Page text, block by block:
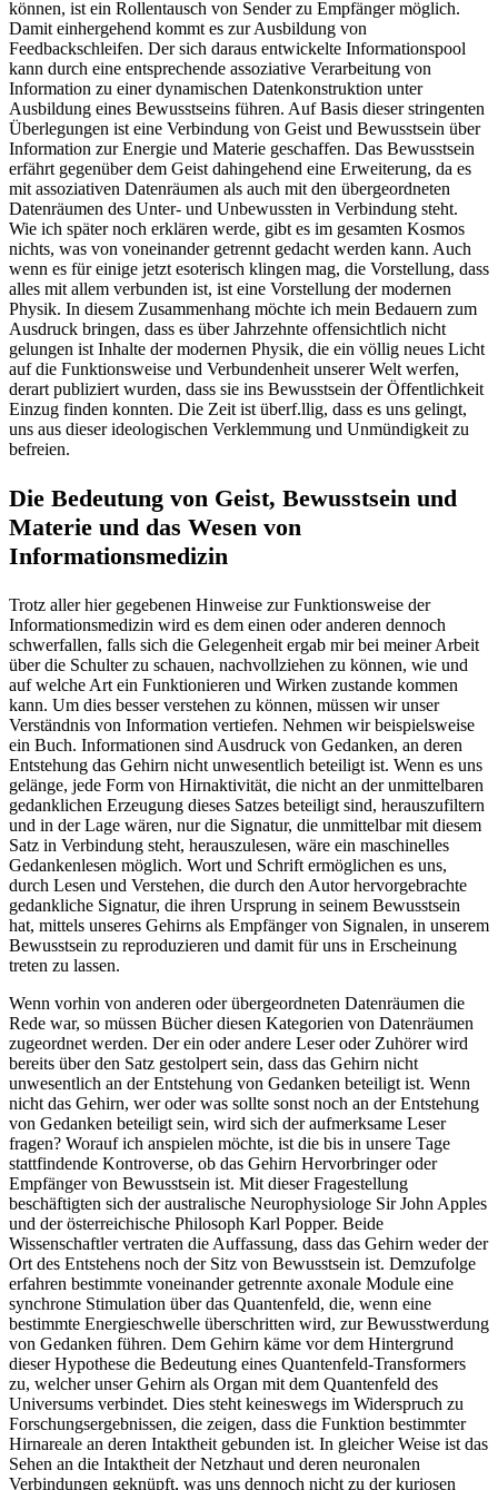
können, ist ein Rollentausch von Sender zu Empfänger möglich.
Damit einhergehend kommt es zur Ausbildung von
Feedbackschleifen. Der sich daraus entwickelte Informationspool
kann durch eine entsprechende assoziative Verarbeitung von
Information zu einer dynamischen Datenkonstruktion unter
Ausbildung eines Bewusstseins führen. Auf Basis dieser stringenten
Überlegungen ist eine Verbindung von Geist und Bewusstsein über
Information zur Energie und Materie geschaffen. Das Bewusstsein
erfährt gegenüber dem Geist dahingehend eine Erweiterung, da es
mit assoziativen Datenräumen als auch mit den übergeordneten
Datenräumen des Unter- und Unbewussten in Verbindung steht.
Wie ich später noch erklären werde, gibt es im gesamten Kosmos
nichts, was von voneinander getrennt gedacht werden kann. Auch
wenn es für einige jetzt esoterisch klingen mag, die Vorstellung, dass
alles mit allem verbunden ist, ist eine Vorstellung der modernen
Physik. In diesem Zusammenhang möchte ich mein Bedauern zum
Ausdruck bringen, dass es über Jahrzehnte offensichtlich nicht
gelungen ist Inhalte der modernen Physik, die ein völlig neues Licht
auf die Funktionsweise und Verbundenheit unserer Welt werfen,
derart publiziert wurden, dass sie ins Bewusstsein der Öffentlichkeit
Einzug finden konnten. Die Zeit ist überf.llig, dass es uns gelingt,
uns aus dieser ideologischen Verklemmung und Unmündigkeit zu
befreien.
Die Bedeutung von Geist, Bewusstsein und
Materie und das Wesen von
Informationsmedizin
Trotz aller hier gegebenen Hinweise zur Funktionsweise der
Informationsmedizin wird es dem einen oder anderen dennoch
schwerfallen, falls sich die Gelegenheit ergab mir bei meiner Arbeit
über die Schulter zu schauen, nachvollziehen zu können, wie und
auf welche Art ein Funktionieren und Wirken zustande kommen
kann. Um dies besser verstehen zu können, müssen wir unser
Verständnis von Information vertiefen. Nehmen wir beispielsweise
ein Buch. Informationen sind Ausdruck von Gedanken, an deren
Entstehung das Gehirn nicht unwesentlich beteiligt ist. Wenn es uns
gelänge, jede Form von Hirnaktivität, die nicht an der unmittelbaren
gedanklichen Erzeugung dieses Satzes beteiligt sind, herauszufiltern
und in der Lage wären, nur die Signatur, die unmittelbar mit diesem
Satz in Verbindung steht, herauszulesen, wäre ein maschinelles
Gedankenlesen möglich. Wort und Schrift ermöglichen es uns,
durch Lesen und Verstehen, die durch den Autor hervorgebrachte
gedankliche Signatur, die ihren Ursprung in seinem Bewusstsein
hat, mittels unseres Gehirns als Empfänger von Signalen, in unserem
Bewusstsein zu reproduzieren und damit für uns in Erscheinung
treten zu lassen.
Wenn vorhin von anderen oder übergeordneten Datenräumen die
Rede war, so müssen Bücher diesen Kategorien von Datenräumen
zugeordnet werden. Der ein oder andere Leser oder Zuhörer wird
bereits über den Satz gestolpert sein, dass das Gehirn nicht
unwesentlich an der Entstehung von Gedanken beteiligt ist. Wenn
nicht das Gehirn, wer oder was sollte sonst noch an der Entstehung
von Gedanken beteiligt sein, wird sich der aufmerksame Leser
fragen? Worauf ich anspielen möchte, ist die bis in unsere Tage
stattfindende Kontroverse, ob das Gehirn Hervorbringer oder
Empfänger von Bewusstsein ist. Mit dieser Fragestellung
beschäftigten sich der australische Neurophysiologe Sir John Apples
und der österreichische Philosoph Karl Popper. Beide
Wissenschaftler vertraten die Auffassung, dass das Gehirn weder der
Ort des Entstehens noch der Sitz von Bewusstsein ist. Demzufolge
erfahren bestimmte voneinander getrennte axonale Module eine
synchrone Stimulation über das Quantenfeld, die, wenn eine
bestimmte Energieschwelle überschritten wird, zur Bewusstwerdung
von Gedanken führen. Dem Gehirn käme vor dem Hintergrund
dieser Hypothese die Bedeutung eines Quantenfeld-Transformers
zu, welcher unser Gehirn als Organ mit dem Quantenfeld des
Universums verbindet. Dies steht keineswegs im Widerspruch zu
Forschungsergebnissen, die zeigen, dass die Funktion bestimmter
Hirnareale an deren Intaktheit gebunden ist. In gleicher Weise ist das
Sehen an die Intaktheit der Netzhaut und deren neuronalen
Verbindungen geknüpft, was uns dennoch nicht zu der kuriosen